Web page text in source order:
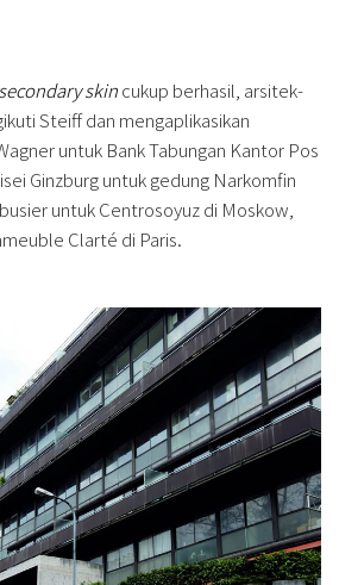
secondary skincukup berhasil, arsitek-
Steiff dan mengaplikasikan
untuk Bank Tabungan Kantor Pos
Ginzburg untuk gedung Narkomfin
untuk Centrosoyuz di Moskow,
Clarté di Paris.